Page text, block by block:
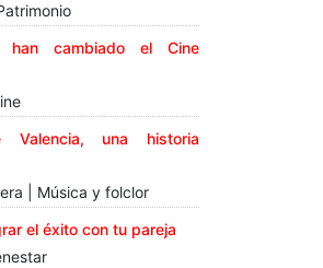
cambiado el Cine
una historia
| Música y folclor
el éxito con tu pareja